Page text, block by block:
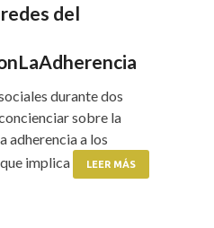
del
durante dos
sobre la
adherencia a los
implica
LEER MÁS